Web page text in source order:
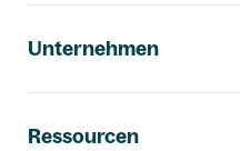
Unternehmen
Ressourcen